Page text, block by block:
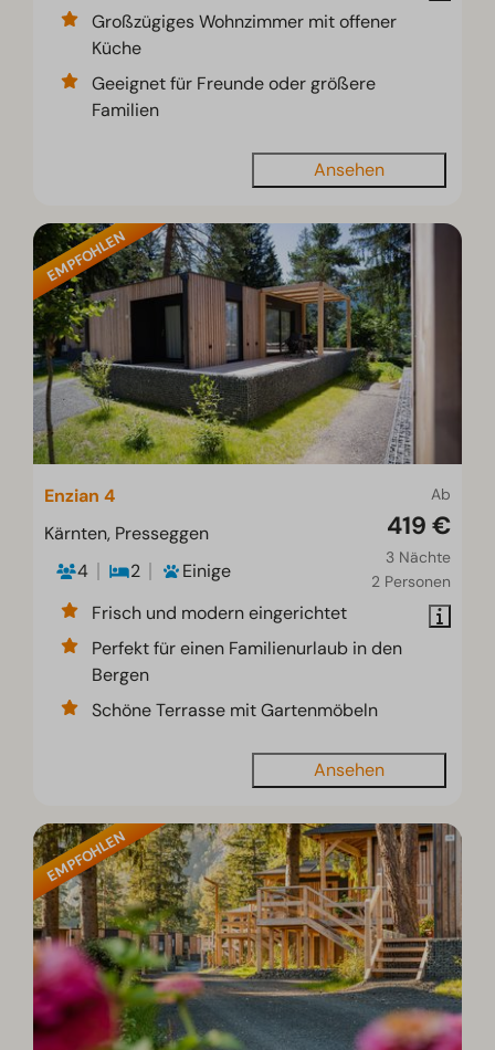
Großzügiges Wohnzimmer mit offener
Küche
Geeignet für Freunde oder größere
Familien
Ansehen
EMPFOHLEN
Ab
419 €
3 Nächte
2 Personen
Enzian 4
Kärnten, Presseggen
4
2
Einige
Frisch und modern eingerichtet
Perfekt für einen Familienurlaub in den
Bergen
Schöne Terrasse mit Gartenmöbeln
Ansehen
EMPFOHLEN